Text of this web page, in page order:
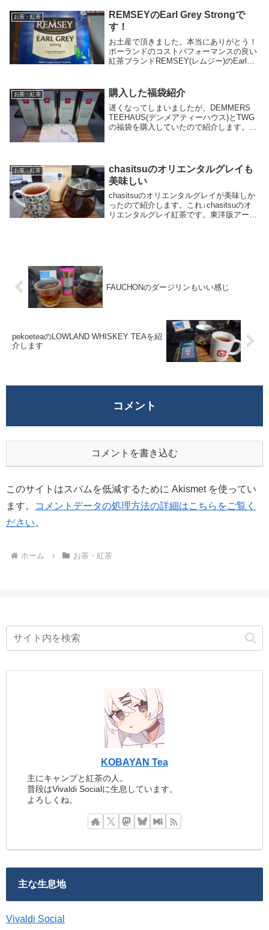
お茶・紅茶
REMSEYのEarl Grey Strongで
す！
お土産で頂きました。本当にありがとう！
ポーランドのコストパフォーマンスの良い
紅茶ブランドREMSEY(レムジー)のEarl
り」とのこと。茶...
お茶・紅茶 購入した福袋紹介
遅くなってしまいましたが、DEMMERS
TEEHAUS(デンメアティーハウス)とTWG
の福袋を購入していたので紹介します。
お茶・紅茶
chasitsuのオリエンタルグレイも
美味しい
chasitsuのオリエンタルグレイが美味しか
ったので紹介します。これ↓chasitsuのオ
リエンタルグレイ紅茶です。東洋版アール
FAUCHONのダージリンもいい感じ
pekoeteaのLOWLAND WHISKEY TEAを紹
介します
コメント
コメントを書き込む
このサイトはスパムを低減するために Akismet を使ってい
ます。
コメントデータの処理方法の詳細はこちらをご覧く
ださい。
ホーム お茶・紅茶
KOBAYAN Tea
主にキャンプと紅茶の人。
普段はVivaldi Socialに生息しています。
よろしくね。
主な生息地
Vivaldi Social